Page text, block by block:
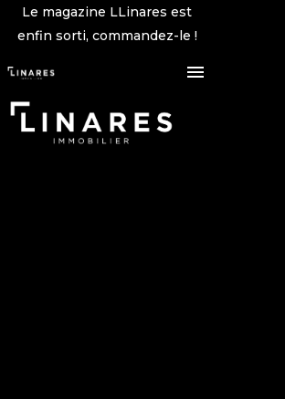
Le magazine LLinares est
enfin sorti, commandez-le !